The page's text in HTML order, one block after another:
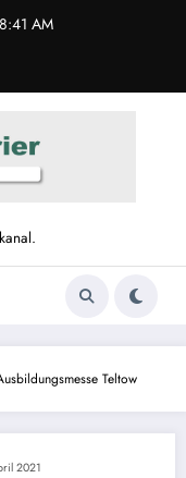
AM
Teltow
2021